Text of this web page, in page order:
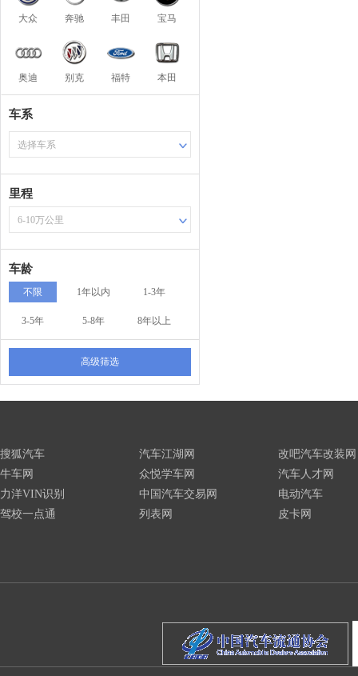
大众 奔驰 丰田 宝马
奥迪 别克 福特 本田
车系
选择车系
里程
6-10万公里
车龄
不限 1年以内 1-3年
3-5年 5-8年 8年以上
高级筛选
搜狐汽车
牛车网
力洋VIN识别
驾校一点通
汽车江湖网
众悦学车网
中国汽车交易网
列表网
改吧汽车改装网
汽车人才网
电动汽车
皮卡网